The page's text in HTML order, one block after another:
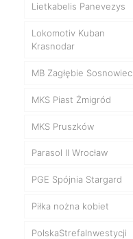
Lietkabelis Panevezys
Lokomotiv Kuban
Krasnodar
MB Zagłębie Sosnowiec
MKS Piast Żmigród
MKS Pruszków
Parasol II Wrocław
PGE Spójnia Stargard
Piłka nożna kobiet
PolskaStrefaInwestycji